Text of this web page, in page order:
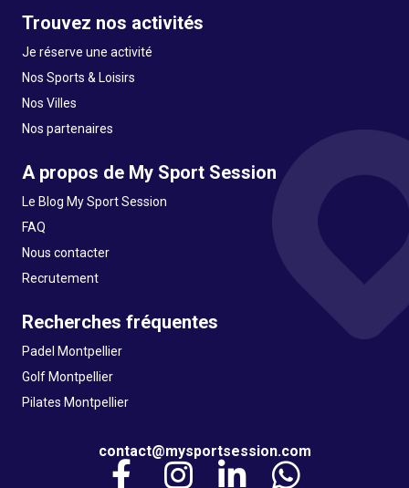
Trouvez nos activités
Je réserve une activité
Nos Sports & Loisirs
Nos Villes
Nos partenaires
A propos de My Sport Session
Le Blog My Sport Session
FAQ
Nous contacter
Recrutement
Recherches fréquentes
Padel Montpellier
Golf Montpellier
Pilates Montpellier
contact@mysportsession.com